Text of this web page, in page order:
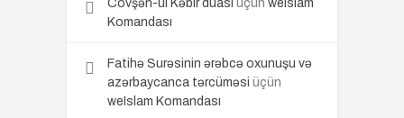
Cövşən-ül Kəbir duası üçün weIslam
Komandası
Fatihə Surəsinin ərəbcə oxunuşu və
azərbaycanca tərcüməsi üçün
weIslam Komandası